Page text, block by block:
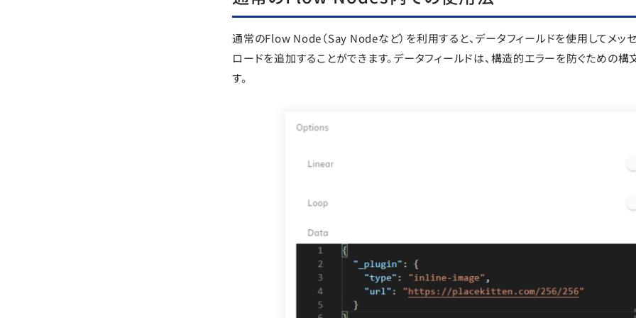
通常のFlow Node（Say Nodeなど）を利用すると、データフィールドを使用してメッ
ロードを追加することができます。データフィールドは、構造的エラーを防ぐための
す。